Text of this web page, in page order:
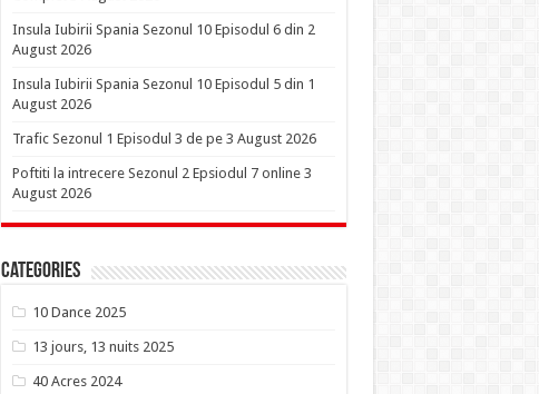
Insula Iubirii Spania Sezonul 10 Episodul 6 din 2
August 2026
Insula Iubirii Spania Sezonul 10 Episodul 5 din 1
August 2026
Trafic Sezonul 1 Episodul 3 de pe 3 August 2026
Poftiti la intrecere Sezonul 2 Epsiodul 7 online 3
August 2026
Categories
10 Dance 2025
13 jours, 13 nuits 2025
40 Acres 2024